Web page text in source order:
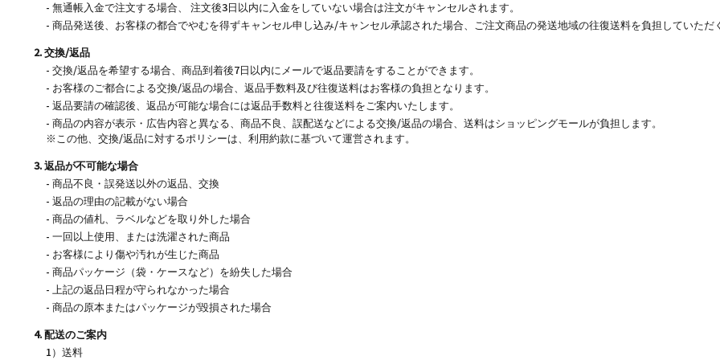
- 無通帳入金で注文する場合、 注文後3日以内に入金をしていない場合は注文がキャンセルされます。
- 商品発送後、お客様の都合でやむを得ずキャンセル申し込み/キャンセル承認された場合、ご注文商品の発送地域の往復送料を負担していただ
2. 交換/返品
- 交換/返品を希望する場合、商品到着後7日以内にメールで返品要請をすることができます。
- お客様のご都合による交換/返品の場合、返品手数料及び往復送料はお客様の負担となります。
- 返品要請の確認後、返品が可能な場合には返品手数料と往復送料をご案内いたします。
- 商品の内容が表示・広告内容と異なる、商品不良、誤配送などによる交換/返品の場合、送料はショッピングモールが負担します。
※この他、交換/返品に対するポリシーは、利用約款に基づいて運営されます。
3. 返品が不可能な場合
- 商品不良・誤発送以外の返品、交換
- 返品の理由の記載がない場合
- 商品の値札、ラベルなどを取り外した場合
- 一回以上使用、または洗濯された商品
- お客様により傷や汚れが生じた商品
- 商品パッケージ（袋・ケースなど）を紛失した場合
- 上記の返品日程が守られなかった場合
- 商品の原本またはパッケージが毀損された場合
4. 配送のご案内
1）送料